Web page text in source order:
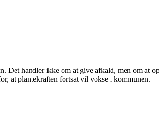
Det handler ikke om at give afkald, men om at
at plantekraften fortsat vil vokse i kommunen.